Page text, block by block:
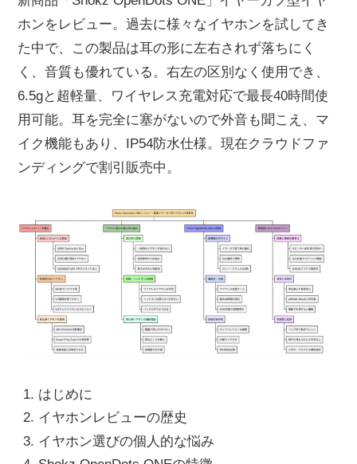
ホンをレビュー。過去に様々なイヤホンを試してき
た中で、この製品は耳の形に左右されず落ちにく
く、音質も優れている。右左の区別なく使用でき、
6.5gと超軽量、ワイヤレス充電対応で最長40時間使
用可能。耳を完全に塞がないので外音も聞こえ、マ
イク機能もあり、IP54防水仕様。現在クラウドファ
ンディングで割引販売中。
はじめに
イヤホンレビューの歴史
イヤホン選びの個人的な悩み